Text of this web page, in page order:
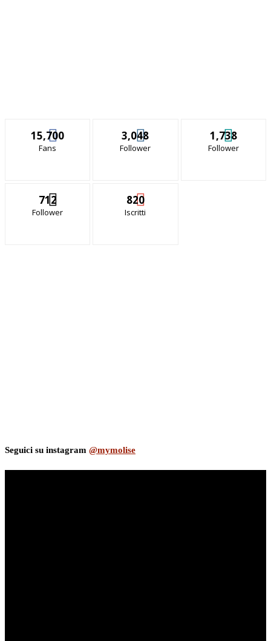
15,700
Fans
3,048
Follower
1,738
Follower
712
Follower
820
Iscritti
Seguici su instagram @mymolise